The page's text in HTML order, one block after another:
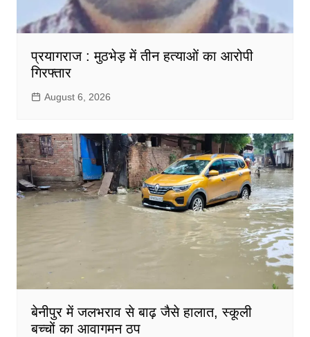
प्रयागराज : मुठभेड़ में तीन हत्याओं का आरोपी
गिरफ्तार
August 6, 2026
बेनीपुर में जलभराव से बाढ़ जैसे हालात, स्कूली
बच्चों का आवागमन ठप